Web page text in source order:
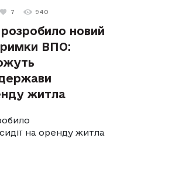
7 940
новий
ВПО:
житла
на оренду житла